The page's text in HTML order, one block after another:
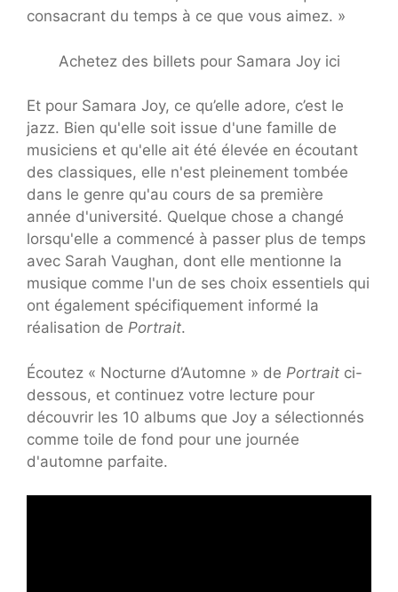
consacrant du temps à ce que vous aimez. »
Achetez des billets pour Samara Joy ici
Et pour Samara Joy, ce qu’elle adore, c’est le
jazz. Bien qu'elle soit issue d'une famille de
musiciens et qu'elle ait été élevée en écoutant
des classiques, elle n'est pleinement tombée
dans le genre qu'au cours de sa première
année d'université. Quelque chose a changé
lorsqu'elle a commencé à passer plus de temps
avec Sarah Vaughan, dont elle mentionne la
musique comme l'un de ses choix essentiels qui
ont également spécifiquement informé la
réalisation de Portrait.
Écoutez « Nocturne d’Automne » de Portrait ci-
dessous, et continuez votre lecture pour
découvrir les 10 albums que Joy a sélectionnés
comme toile de fond pour une journée
d'automne parfaite.